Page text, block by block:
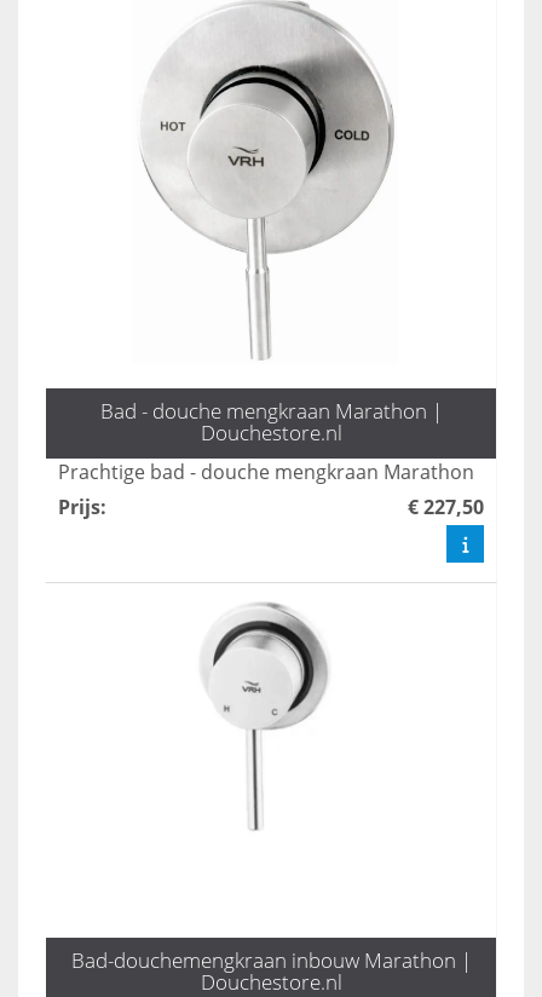
Bad - douche mengkraan Marathon |
Douchestore.nl
Prachtige bad - douche mengkraan Marathon
Prijs: € 227,50
Bad-douchemengkraan inbouw Marathon |
Douchestore.nl